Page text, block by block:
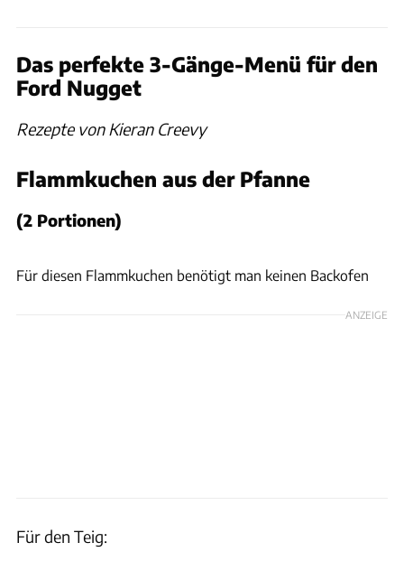
Das perfekte 3-Gänge-Menü für den
Ford Nugget
Rezepte von Kieran Creevy
Flammkuchen aus der Pfanne
(2 Portionen)
Für diesen Flammkuchen benötigt man keinen Backofen
ANZEIGE
Für den Teig: